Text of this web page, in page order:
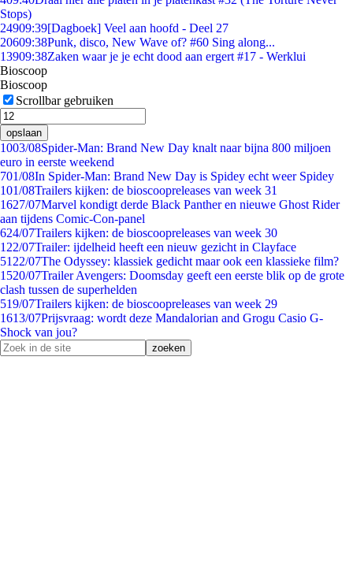
Stops)
24909:39[Dagboek] Veel aan hoofd - Deel 27
20609:38Punk, disco, New Wave of? #60 Sing along...
13909:38Zaken waar je je echt dood aan ergert #17 - Werklui
Bioscoop
Bioscoop
Scrollbar gebruiken
opslaan
1003/08Spider-Man: Brand New Day knalt naar bijna 800 miljoen
euro in eerste weekend
701/08In Spider-Man: Brand New Day is Spidey echt weer Spidey
101/08Trailers kijken: de bioscoopreleases van week 31
1627/07Marvel kondigt derde Black Panther en nieuwe Ghost Rider
aan tijdens Comic-Con-panel
624/07Trailers kijken: de bioscoopreleases van week 30
1 22/07Trailer: ijdelheid heeft een nieuw gezicht in Clayface
51 22/07The Odyssey: klassiek gedicht maar ook een klassieke film?
1520/07Trailer Avengers: Doomsday geeft een eerste blik op de grote
clash tussen de superhelden
519/07Trailers kijken: de bioscoopreleases van week 29
1613/07Prijsvraag: wordt deze Mandalorian and Grogu Casio G-
Shock van jou?